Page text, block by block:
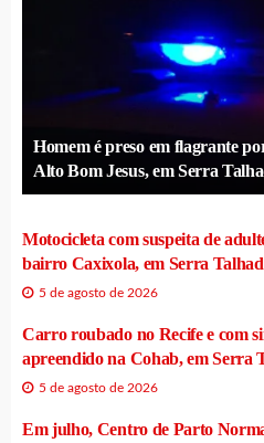
Homem é preso em flagrante
Alto Bom Jesus, em Serra
Motocicleta com suspeita de
bairro Caxixola, em Serra
5 de agosto de 2026
Carro roubado no Recife e com
apreendido na Cohab, em Serra
5 de agosto de 2026
Em julho, Centro de Parto